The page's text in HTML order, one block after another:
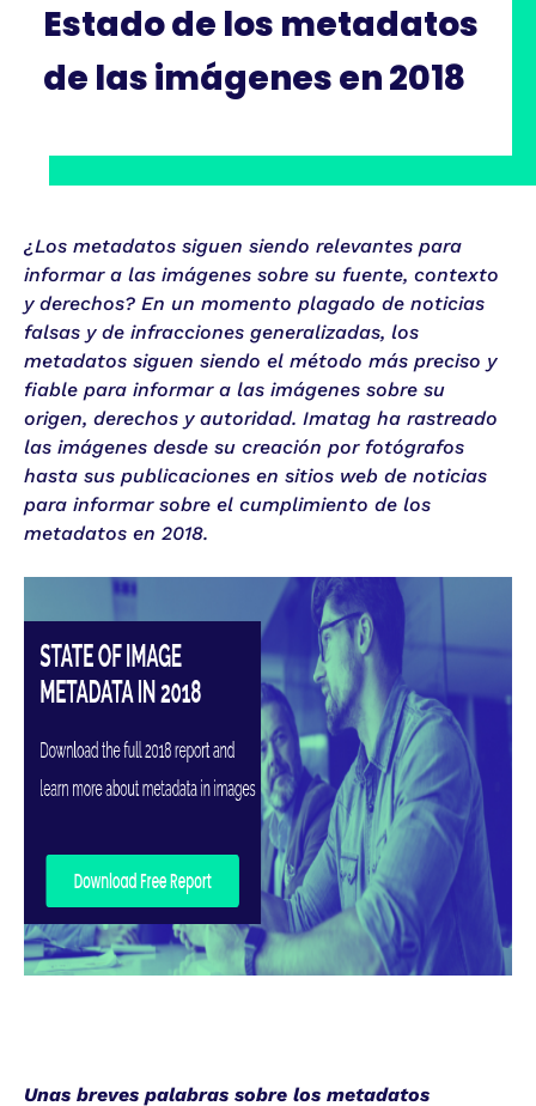
Estado de los metadatos
de las imágenes en 2018
¿Los metadatos siguen siendo relevantes para
informar a las imágenes sobre su fuente, contexto
y derechos? En un momento plagado de noticias
falsas y de infracciones generalizadas, los
metadatos siguen siendo el método más preciso y
fiable para informar a las imágenes sobre su
origen, derechos y autoridad. Imatag ha rastreado
las imágenes desde su creación por fotógrafos
hasta sus publicaciones en sitios web de noticias
para informar sobre el cumplimiento de los
metadatos en 2018.
Unas breves palabras sobre los metadatos